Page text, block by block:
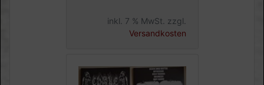
inkl. 7 % MwSt. zzgl.
Versandkosten